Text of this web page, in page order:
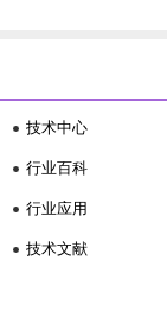
技术中心
行业百科
行业应用
技术文献